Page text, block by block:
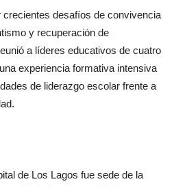
desafíos de convivencia
y recuperación de
a líderes educativos de cuatro
experiencia formativa intensiva
de liderazgo escolar frente a
de Los Lagos fue sede de la